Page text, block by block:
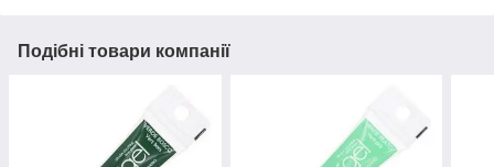
Подібні товари компанії